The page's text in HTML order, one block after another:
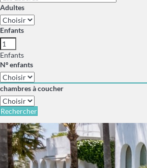
Adultes
Enfants
Enfants
Nº enfants
chambres à coucher
Rechercher